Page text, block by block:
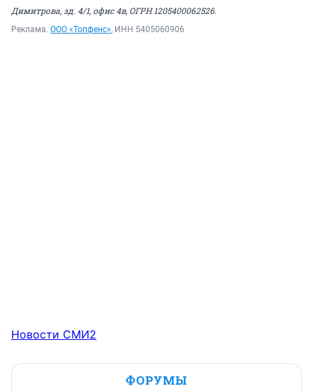
Димитрова, зд. 4/1, офис 4в, ОГРН 1205400062526.
Реклама. ООО «Топфенс», ИНН 5405060906
Новости СМИ2
ФОРУМЫ